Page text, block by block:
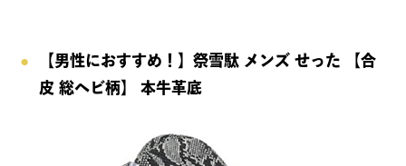
【男性におすすめ！】祭雪駄 メンズ せった 【合
皮 総ヘビ柄】 本牛革底